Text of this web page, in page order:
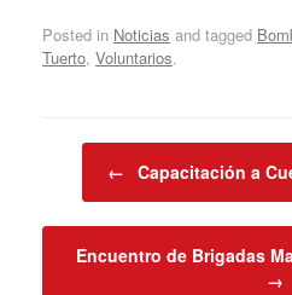
Posted in Noticias and tagged
Tuerto, Voluntarios.
← Capacitación a
Encuentro de Brigadas
→